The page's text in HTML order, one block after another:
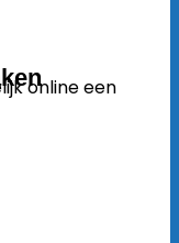
online een